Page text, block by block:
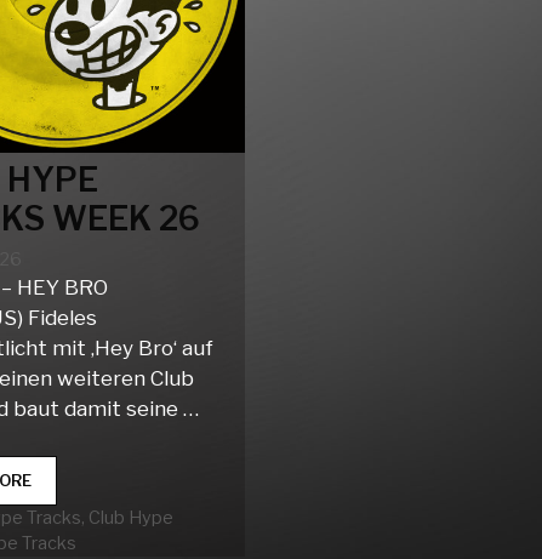
WEEK 26
HEY BRO
Fideles
mit ‚Hey Bro‘ auf
weiteren Club
baut damit seine …
CLUB
HYPE
TRACKS
WEEK
Tracks, Club Hype
Tracks